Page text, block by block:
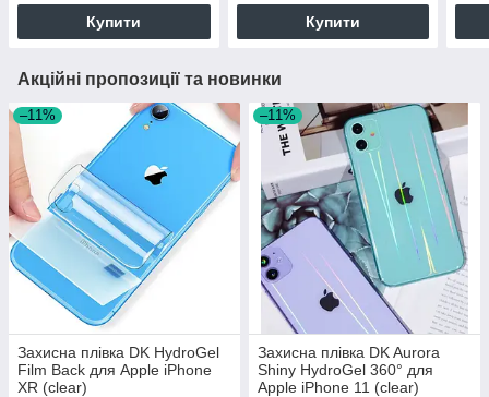
Купити Купити
Акційні пропозиції та новинки
–11%
Захисна плівка DK HydroGel
Film Back для Apple iPhone
XR (clear)
–11%
Захисна плівка DK Aurora
Shiny HydroGel 360° для
Apple iPhone 11 (clear)